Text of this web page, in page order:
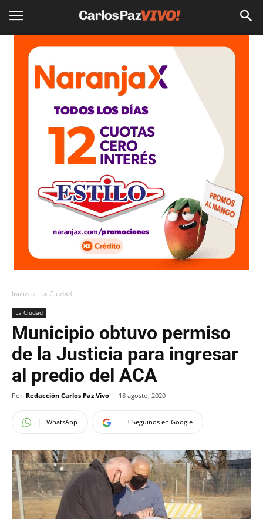
Inicio La Ciudad
La Ciudad
Municipio obtuvo permiso
de la Justicia para ingresar
al predio del ACA
Por Redacción Carlos Paz Vivo - 18 agosto, 2020
WhatsApp + Seguinos en Google